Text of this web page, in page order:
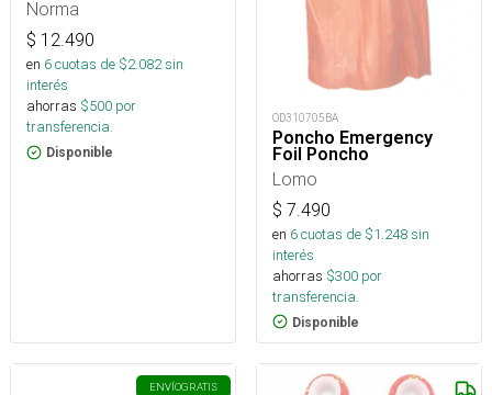
Norma
$ 12.490
en 6cuotas de $2.082sin
interés
ahorras $500 por
transferencia.
Disponible
OD310705BA
Poncho Emergency
Foil Poncho
Lomo
$ 7.490
en 6cuotas de $1.248sin
interés
ahorras $300 por
transferencia.
Disponible
ENVÍOGRATIS